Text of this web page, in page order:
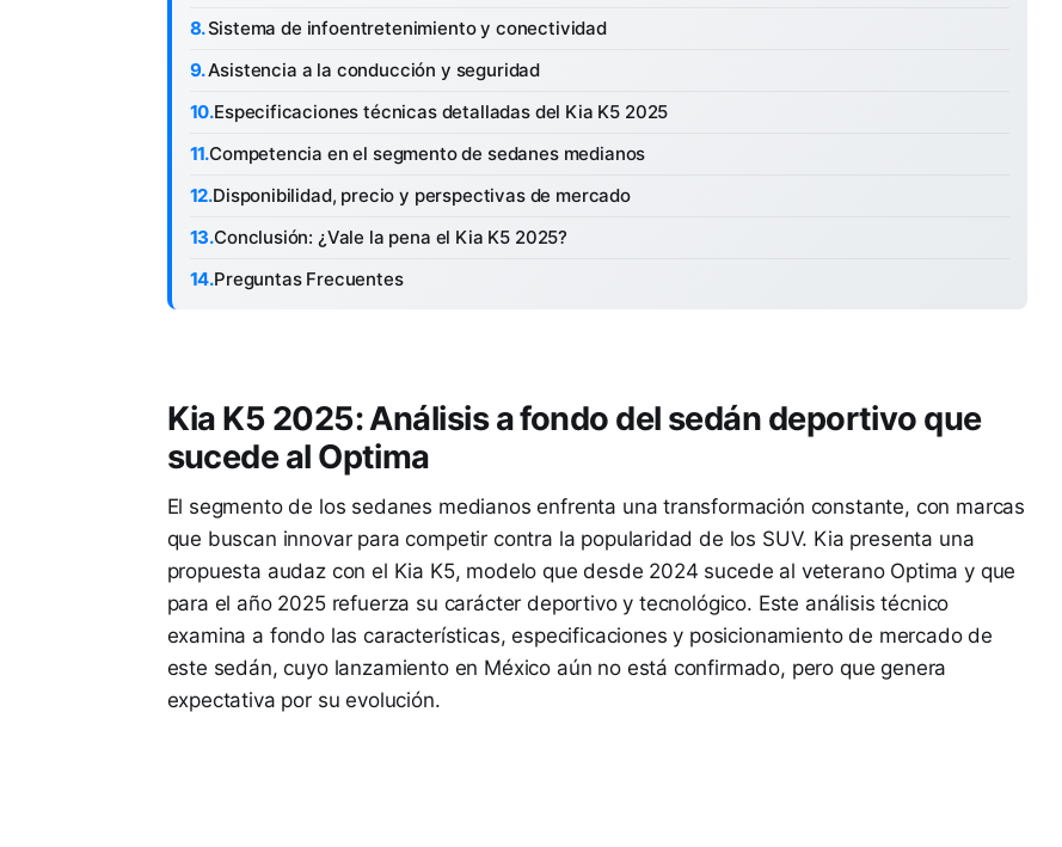
Sistema de infoentretenimiento y conectividad
Asistencia a la conducción y seguridad
Especificaciones técnicas detalladas del Kia K5 2025
Competencia en el segmento de sedanes medianos
Disponibilidad, precio y perspectivas de mercado
Conclusión: ¿Vale la pena el Kia K5 2025?
Preguntas Frecuentes
Kia K5 2025: Análisis a fondo del sedán deportivo que
sucede al Optima
El segmento de los sedanes medianos enfrenta una transformación constante, con marcas
que buscan innovar para competir contra la popularidad de los SUV. Kia presenta una
propuesta audaz con el Kia K5, modelo que desde 2024 sucede al veterano Optima y que
para el año 2025 refuerza su carácter deportivo y tecnológico. Este análisis técnico
examina a fondo las características, especificaciones y posicionamiento de mercado de
este sedán, cuyo lanzamiento en México aún no está confirmado, pero que genera
expectativa por su evolución.